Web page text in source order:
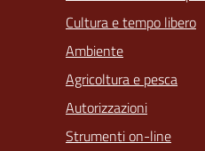
Cultura e tempo libero
Ambiente
Agricoltura e pesca
Autorizzazioni
Strumenti on-line